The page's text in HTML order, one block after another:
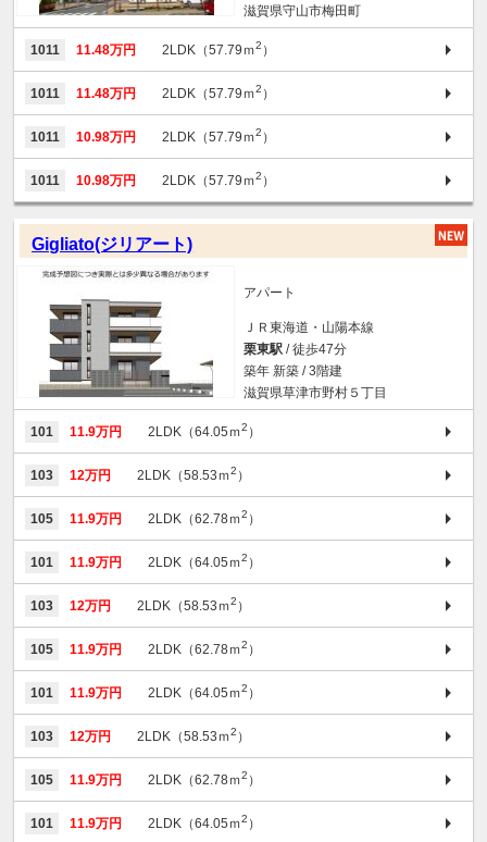
滋賀県守山市梅田町
1011 11.48万円 2LDK（57.79ｍ2 ）
1011 11.48万円 2LDK（57.79ｍ2 ）
1011 10.98万円 2LDK（57.79ｍ2 ）
1011 10.98万円 2LDK（57.79ｍ2 ）
Gigliato(ジリアート)
アパート
ＪＲ東海道・山陽本線
栗東駅 / 徒歩47分
築年 新築 / 3階建
滋賀県草津市野村５丁目
101 11.9万円 2LDK（64.05ｍ2 ）
103 12万円 2LDK（58.53ｍ2 ）
105 11.9万円 2LDK（62.78ｍ2 ）
101 11.9万円 2LDK（64.05ｍ2 ）
103 12万円 2LDK（58.53ｍ2 ）
105 11.9万円 2LDK（62.78ｍ2 ）
101 11.9万円 2LDK（64.05ｍ2 ）
103 12万円 2LDK（58.53ｍ2 ）
105 11.9万円 2LDK（62.78ｍ2 ）
101 11.9万円 2LDK（64.05ｍ2 ）